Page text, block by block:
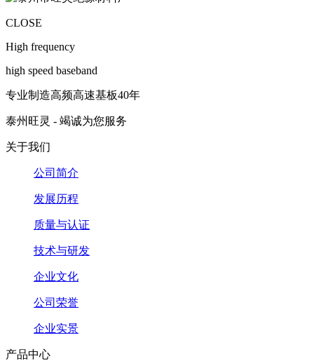
CLOSE
High frequency
high speed baseband
专业制造高频高速基板40年
泰州旺灵 - 竭诚为您服务
关于我们
公司简介
发展历程
质量与认证
技术与研发
企业文化
公司荣誉
企业实景
产品中心